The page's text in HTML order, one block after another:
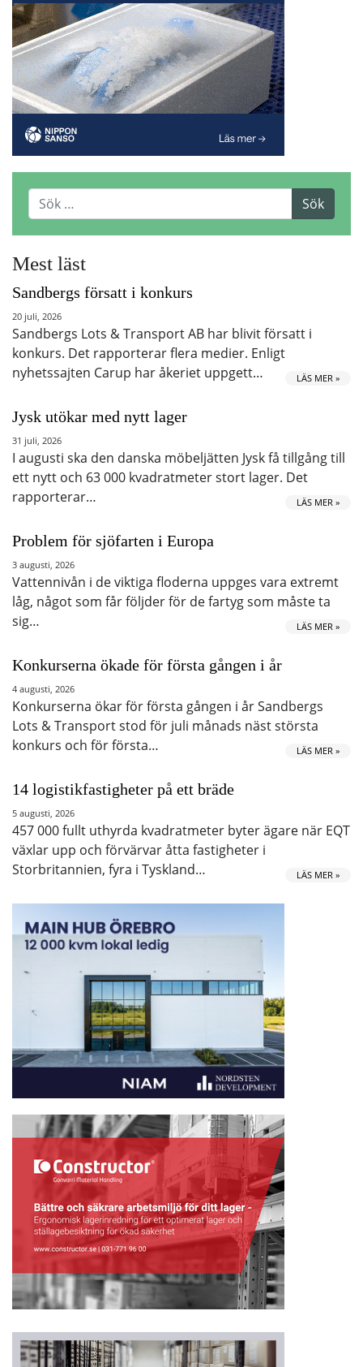
Mest läst
Sandbergs försatt i konkurs
20 juli, 2026
Sandbergs Lots & Transport AB har blivit försatt i
konkurs. Det rapporterar flera medier. Enligt
nyhetssajten Carup har åkeriet uppgett…
LÄS MER »
Jysk utökar med nytt lager
31 juli, 2026
I augusti ska den danska möbeljätten Jysk få tillgång till
ett nytt och 63 000 kvadratmeter stort lager. Det
rapporterar…
LÄS MER »
Problem för sjöfarten i Europa
3 augusti, 2026
Vattennivån i de viktiga floderna uppges vara extremt
låg, något som får följder för de fartyg som måste ta
sig…
LÄS MER »
Konkurserna ökade för första gången i år
4 augusti, 2026
Konkurserna ökar för första gången i år Sandbergs
Lots & Transport stod för juli månads näst största
konkurs och för första…
LÄS MER »
14 logistikfastigheter på ett bräde
5 augusti, 2026
457 000 fullt uthyrda kvadratmeter byter ägare när EQT
växlar upp och förvärvar åtta fastigheter i
Storbritannien, fyra i Tyskland…
LÄS MER »